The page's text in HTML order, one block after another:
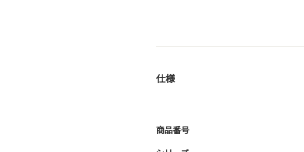
仕様
商品番号